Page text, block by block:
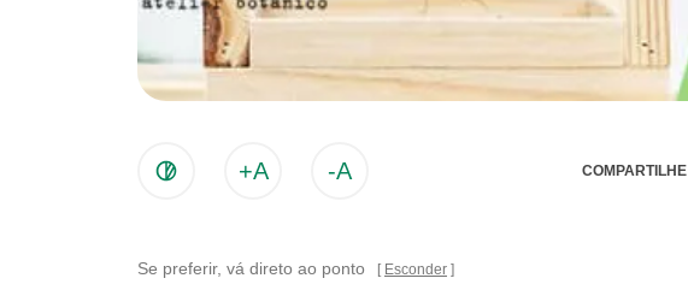
+A -A COMPARTILHE
Se preferir, vá direto ao ponto Esconder